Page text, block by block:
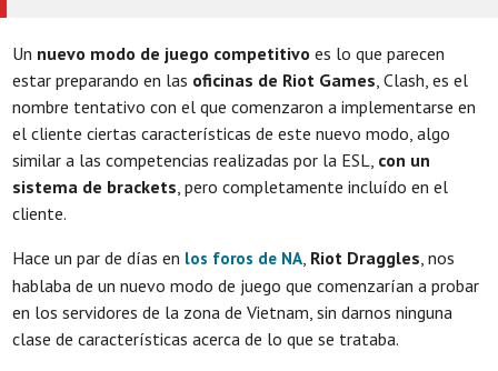
Un nuevo modo de juego competitivo es lo que parecen
estar preparando en las oficinas de Riot Games, Clash, es el
nombre tentativo con el que comenzaron a implementarse en
el cliente ciertas características de este nuevo modo, algo
similar a las competencias realizadas por la ESL, con un
sistema de brackets, pero completamente incluído en el
cliente.
Hace un par de días en los foros de NA, Riot Draggles, nos
hablaba de un nuevo modo de juego que comenzarían a probar
en los servidores de la zona de Vietnam, sin darnos ninguna
clase de características acerca de lo que se trataba.